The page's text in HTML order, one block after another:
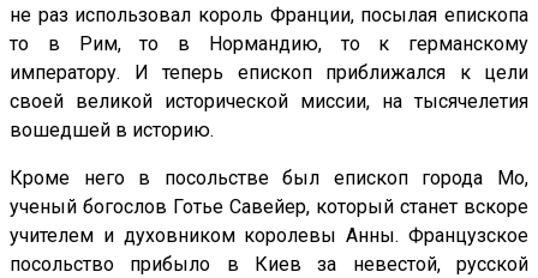
не раз использовал король Франции, посылая епископа
то в Рим, то в Нормандию, то к германскому
императору. И теперь епископ приближался к цели
своей великой исторической миссии, на тысячелетия
вошедшей в историю.
Кроме него в посольстве был епископ города Мо,
ученый богослов Готье Савейер, который станет вскоре
учителем и духовником королевы Анны. Французское
посольство прибыло в Киев за невестой, русской